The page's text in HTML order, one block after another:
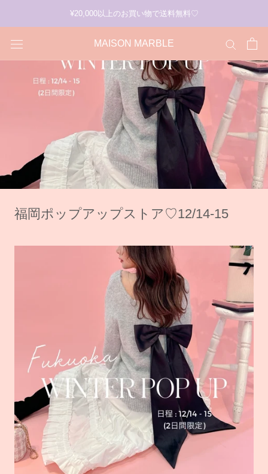
¥20,000以上のお買い物で送料無料♡
MAISON MARBLE
福岡ポップアップストア♡12/14-15